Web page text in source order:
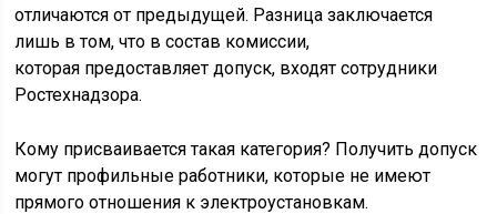
отличаются от предыдущей. Разница заключается
лишь в том, что в состав комиссии,
которая предоставляет допуск, входят сотрудники
Ростехнадзора.
Кому присваивается такая категория? Получить допуск
могут профильные работники, которые не имеют
прямого отношения к электроустановкам.